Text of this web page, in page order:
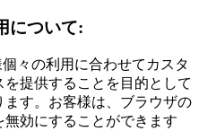
について:
々の利用に合わせてカスタ
提供することを目的として
す。お客様は、ブラウザの
効にすることができます